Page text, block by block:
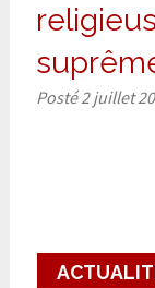
Posté2 juillet